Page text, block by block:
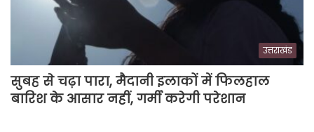
उत्तराखंड
सुबह से चढ़ा पारा, मैदानी इलाकों में फिलहाल
बारिश के आसार नहीं, गर्मी करेगी परेशान